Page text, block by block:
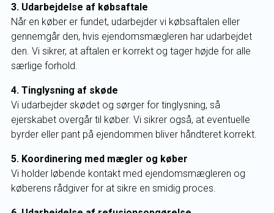
3. Udarbejdelse af købsaftale
Når en køber er fundet, udarbejder vi købsaftalen eller
gennemgår den, hvis ejendomsmægleren har udarbejdet
den. Vi sikrer, at aftalen er korrekt og tager højde for alle
særlige forhold.
4. Tinglysning af skøde
Vi udarbejder skødet og sørger for tinglysning, så
ejerskabet overgår til køber. Vi sikrer også, at eventuelle
byrder eller pant på ejendommen bliver håndteret korrekt.
5. Koordinering med mægler og køber
Vi holder løbende kontakt med ejendomsmægleren og
køberens rådgiver for at sikre en smidig proces.